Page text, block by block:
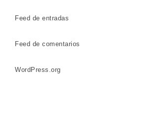
Feed de entradas
Feed de comentarios
WordPress.org